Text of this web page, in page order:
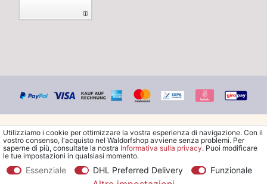
© Copyright 2026 Waldorfshop |Tutti i diritti riservati.
Utilizziamo i cookie per ottimizzare la vostra esperienza di navigazione. Con il
vostro consenso, l'acquisto nel Waldorfshop avviene senza problemi. Per
saperne di più, consultate la nostra Informativa sulla privacy. Puoi modificare
le tue impostazioni in qualsiasi momento.
Essenziale DHL Preferred Delivery Funzionale